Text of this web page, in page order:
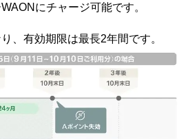
にチャージ可能です。
、有効期限は最長2年間です。